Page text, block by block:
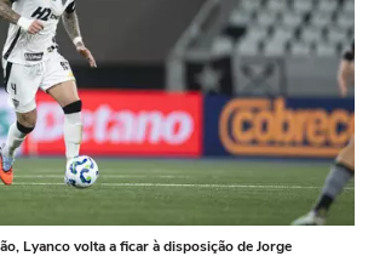
Lyanco volta a ficar à disposição de Jorge